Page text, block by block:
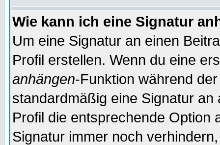
Wie kann ich eine Signatur
Um eine Signatur an einen
Profil erstellen. Wenn du eine
anhängen-Funktion während
standardmäßig eine Signatur
Profil die entsprechende Option
Signatur immer noch